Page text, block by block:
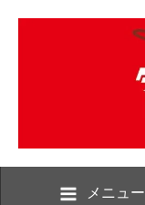
メニュー